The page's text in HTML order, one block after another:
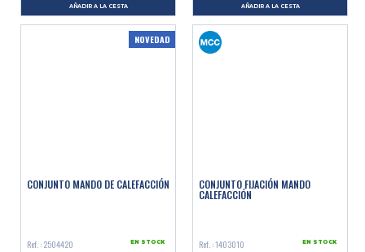
AÑADIR A LA CESTA AÑADIR A LA CESTA
NOVEDAD
CONJUNTO MANDO DE CALEFACCIÓN
Ref. : 2504420 EN STOCK
CONJUNTO FIJACIÓN MANDO
CALEFACCIÓN
Ref. : 1403010 EN STOCK